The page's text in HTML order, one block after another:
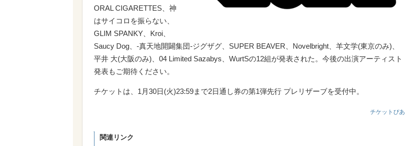
ORAL CIGARETTES、神
はサイコロを振らない、
GLIM SPANKY、Kroi、
Saucy Dog、-真天地開闢集団-ジグザグ、SUPER BEAVER、Novelbright、羊文学(東京のみ)、
平井 大(大阪のみ)、04 Limited Sazabys、WurtSの12組が発表された。今後の出演アーティスト
発表もご期待ください。
チケットは、1月30日(火)23:59まで2日通し券の第1弾先行 プレリザーブを受付中。
チケットぴあ
関連リンク